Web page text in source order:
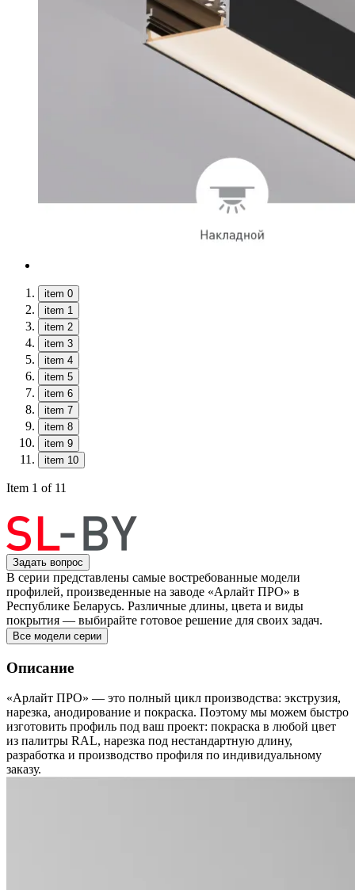
item 0
item 1
item 2
item 3
item 4
item 5
item 6
item 7
item 8
item 9
item 10
Item 1 of 11
Задать вопрос
В серии представлены самые востребованные модели
профилей, произведенные на заводе «Арлайт ПРО» в
Республике Беларусь. Различные длины, цвета и виды
покрытия — выбирайте готовое решение для своих задач.
Все модели серии
Описание
«Арлайт ПРО» — это полный цикл производства: экструзия,
нарезка, анодирование и покраска. Поэтому мы можем быстро
изготовить профиль под ваш проект: покраска в любой цвет
из палитры RAL, нарезка под нестандартную длину,
разработка и производство профиля по индивидуальному
заказу.